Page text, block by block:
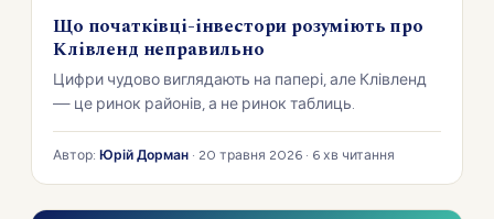
Що початківці-інвестори розуміють про
Клівленд неправильно
Цифри чудово виглядають на папері, але Клівленд
— це ринок районів, а не ринок таблиць.
Автор: Юрій Дорман · 20 травня 2026 · 6 хв читання